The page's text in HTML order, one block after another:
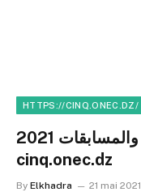
HTTPS://CINQ.ONEC.DZ/
الديوان الوطني للامتحانات والمسابقات 2021
cinq.onec.dz
By Elkhadra 21 mai 2021